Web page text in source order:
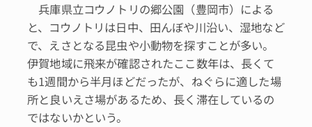
兵庫県立コウノトリの郷公園（豊岡市）による
と、コウノトリは日中、田んぼや川沿い、湿地など
で、えさとなる昆虫や小動物を探すことが多い。
伊賀地域に飛来が確認されたここ数年は、長くて
も1週間から半月ほどだったが、ねぐらに適した場
所と良いえさ場があるため、長く滞在しているの
ではないかという。